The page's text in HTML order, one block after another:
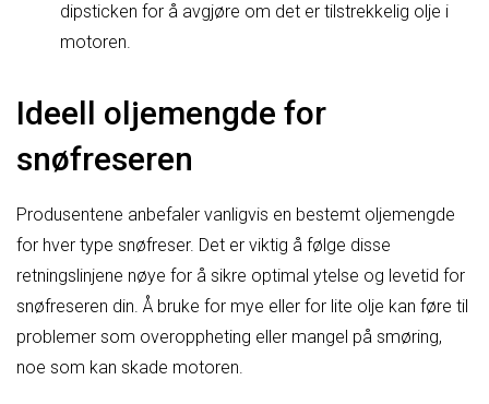
dipsticken for å avgjøre om det er tilstrekkelig olje i
motoren.
Ideell oljemengde for
snøfreseren
Produsentene anbefaler vanligvis en bestemt oljemengde
for hver type snøfreser. Det er viktig å følge disse
retningslinjene nøye for å sikre optimal ytelse og levetid for
snøfreseren din. Å bruke for mye eller for lite olje kan føre til
problemer som overoppheting eller mangel på smøring,
noe som kan skade motoren.